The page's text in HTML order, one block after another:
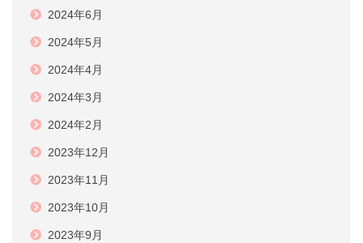
2024年6月
2024年5月
2024年4月
2024年3月
2024年2月
2023年12月
2023年11月
2023年10月
2023年9月